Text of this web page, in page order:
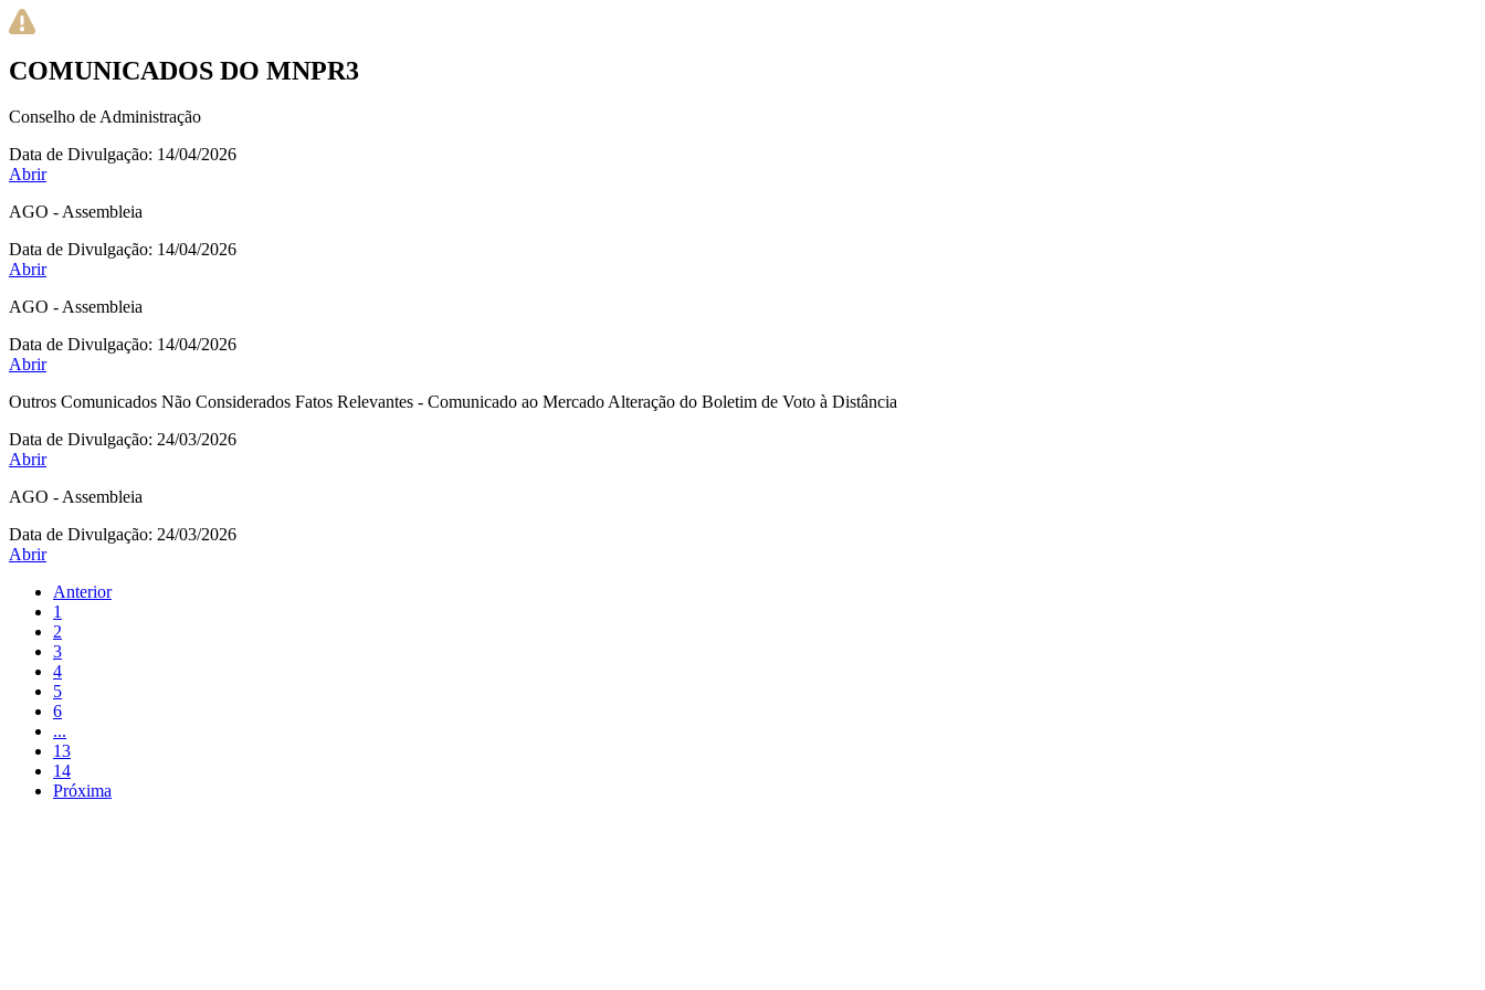
COMUNICADOS DO MNPR3
Conselho de Administração
Data de Divulgação: 14/04/2026
Abrir
AGO - Assembleia
Data de Divulgação: 14/04/2026
Abrir
AGO - Assembleia
Data de Divulgação: 14/04/2026
Abrir
Outros Comunicados Não Considerados Fatos Relevantes - Comunicado ao Mercado Alteração do Boletim de Voto à Distância
Data de Divulgação: 24/03/2026
Abrir
AGO - Assembleia
Data de Divulgação: 24/03/2026
Abrir
Anterior
1
2
3
4
5
6
...
13
14
Próxima